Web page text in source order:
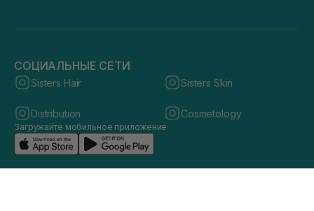
СОЦИАЛЬНЫЕ СЕТИ
Sisters Hair Sisters Skin
Distribution Cosmetology
Загружайте мобильное приложение